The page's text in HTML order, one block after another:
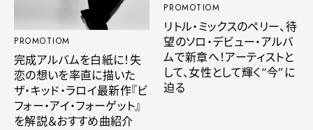
PROMOTIOM
完成アルバムを白紙に！失
恋の想いを率直に描いた
ザ・キッド・ラロイ最新作『ビ
フォー・アイ・フォーゲット』
を解説＆おすすめ曲紹介
PROMOTIOM
リトル・ミックスのペリー、待
望のソロ・デビュー・アルバ
ムで新章へ！アーティストと
して、女性として輝く“今”に
迫る